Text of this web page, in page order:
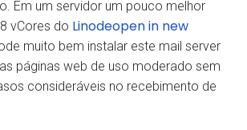
Em um servidor um pouco melhor
vCores do Linodeopen in new
muito bem instalar este mail server
páginas web de uso moderado sem
consideráveis no recebimento de